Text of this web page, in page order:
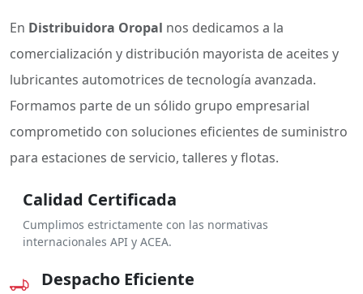
En Distribuidora Oropal nos dedicamos a la
comercialización y distribución mayorista de aceites y
lubricantes automotrices de tecnología avanzada.
Formamos parte de un sólido grupo empresarial
comprometido con soluciones eficientes de suministro
para estaciones de servicio, talleres y flotas.
Calidad Certificada
Cumplimos estrictamente con las normativas
internacionales API y ACEA.
Despacho Eficiente